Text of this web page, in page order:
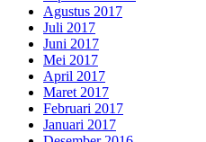
Agustus 2017
Juli 2017
Juni 2017
Mei 2017
April 2017
Maret 2017
Februari 2017
Januari 2017